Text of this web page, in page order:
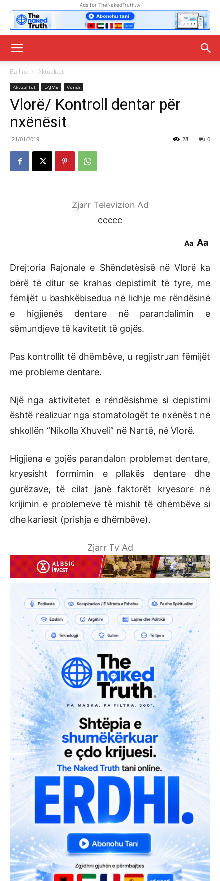
Ads for TheNakedTruth.tv
Ballina Aktualitet
Aktualitet LAJME Vendi
Vlorë/ Kontroll dentar për
nxënësit
21/01/2019 0
28
Zjarr Televizion Ad
ccccc
Aa Aa
Drejtoria Rajonale e Shëndetësisë në Vlorë ka
bërë të ditur se krahas depistimit të tyre, me
fëmijët u bashkëbisedua në lidhje me rëndësinë
e higjienës dentare në parandalimin e
sëmundjeve të kavitetit të gojës.
Pas kontrollit të dhëmbëve, u regjistruan fëmijët
me probleme dentare.
Një nga aktivitetet e rëndësishme si depistimi
është realizuar nga stomatologët te nxënësit në
shkollën “Nikolla Xhuveli” në Nartë, në Vlorë.
Higjiena e gojës parandalon problemet dentare,
kryesisht formimin e pllakës dentare dhe
gurëzave, të cilat janë faktorët kryesore në
krijimin e problemeve të mishit të dhëmbëve si
dhe kariesit (prishja e dhëmbëve).
Zjarr Tv Ad